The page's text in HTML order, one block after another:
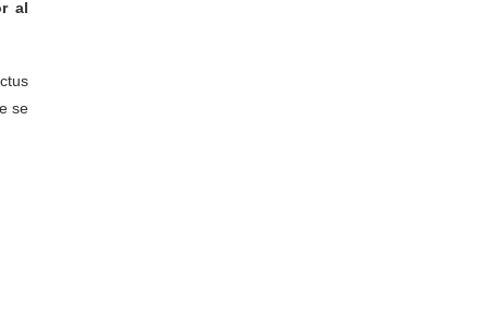
al
se